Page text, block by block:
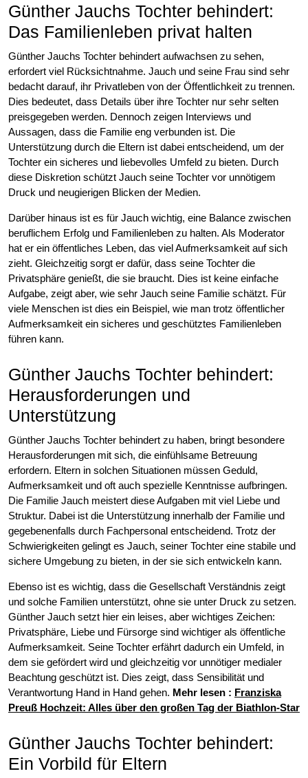
Günther Jauchs Tochter behindert:
Das Familienleben privat halten
Günther Jauchs Tochter behindert aufwachsen zu sehen,
erfordert viel Rücksichtnahme. Jauch und seine Frau sind sehr
bedacht darauf, ihr Privatleben von der Öffentlichkeit zu trennen.
Dies bedeutet, dass Details über ihre Tochter nur sehr selten
preisgegeben werden. Dennoch zeigen Interviews und
Aussagen, dass die Familie eng verbunden ist. Die
Unterstützung durch die Eltern ist dabei entscheidend, um der
Tochter ein sicheres und liebevolles Umfeld zu bieten. Durch
diese Diskretion schützt Jauch seine Tochter vor unnötigem
Druck und neugierigen Blicken der Medien.
Darüber hinaus ist es für Jauch wichtig, eine Balance zwischen
beruflichem Erfolg und Familienleben zu halten. Als Moderator
hat er ein öffentliches Leben, das viel Aufmerksamkeit auf sich
zieht. Gleichzeitig sorgt er dafür, dass seine Tochter die
Privatsphäre genießt, die sie braucht. Dies ist keine einfache
Aufgabe, zeigt aber, wie sehr Jauch seine Familie schätzt. Für
viele Menschen ist dies ein Beispiel, wie man trotz öffentlicher
Aufmerksamkeit ein sicheres und geschütztes Familienleben
führen kann.
Günther Jauchs Tochter behindert:
Herausforderungen und
Unterstützung
Günther Jauchs Tochter behindert zu haben, bringt besondere
Herausforderungen mit sich, die einfühlsame Betreuung
erfordern. Eltern in solchen Situationen müssen Geduld,
Aufmerksamkeit und oft auch spezielle Kenntnisse aufbringen.
Die Familie Jauch meistert diese Aufgaben mit viel Liebe und
Struktur. Dabei ist die Unterstützung innerhalb der Familie und
gegebenenfalls durch Fachpersonal entscheidend. Trotz der
Schwierigkeiten gelingt es Jauch, seiner Tochter eine stabile und
sichere Umgebung zu bieten, in der sie sich entwickeln kann.
Ebenso ist es wichtig, dass die Gesellschaft Verständnis zeigt
und solche Familien unterstützt, ohne sie unter Druck zu setzen.
Günther Jauch setzt hier ein leises, aber wichtiges Zeichen:
Privatsphäre, Liebe und Fürsorge sind wichtiger als öffentliche
Aufmerksamkeit. Seine Tochter erfährt dadurch ein Umfeld, in
dem sie gefördert wird und gleichzeitig vor unnötiger medialer
Beachtung geschützt ist. Dies zeigt, dass Sensibilität und
Verantwortung Hand in Hand gehen. Mehr lesen : Franziska
Preuß Hochzeit: Alles über den großen Tag der Biathlon-Star
Günther Jauchs Tochter behindert:
Ein Vorbild für Eltern